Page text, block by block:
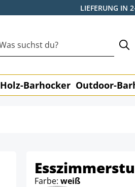
LIEFERUNG IN
Holz-Barhocker Outdoor-
Farbe: weiß